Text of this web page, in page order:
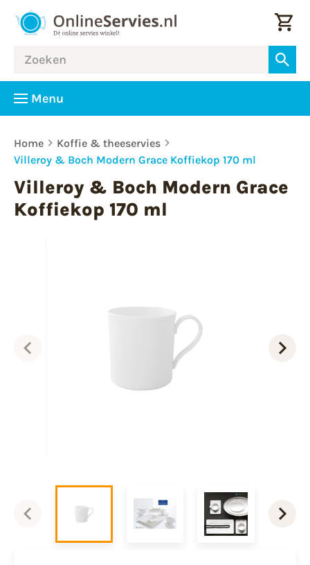
Menu
Home
Koffie & theeservies
Villeroy & Boch Modern Grace Koffiekop 170 ml
Villeroy & Boch Modern Grace
Koffiekop 170 ml